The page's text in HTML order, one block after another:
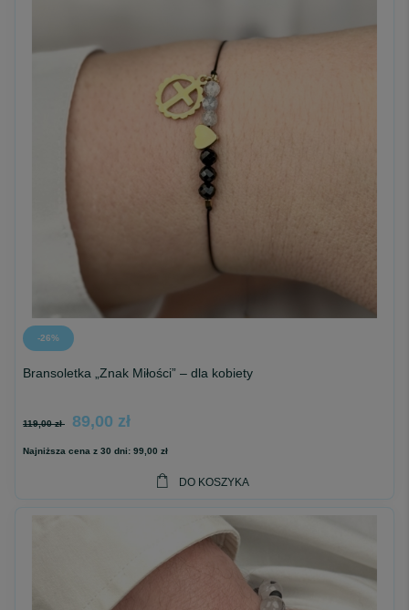
-26%
Bransoletka „Znak Miłości” – dla kobiety
119,00 zł 89,00 zł
Najniższa cena z 30 dni: 99,00 zł
DO KOSZYKA